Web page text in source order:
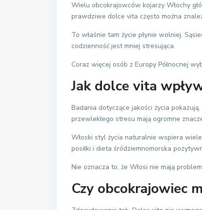
Wielu obcokrajowców kojarzy Włochy
prawdziwe dolce vita często można
To właśnie tam życie płynie wolniej.
codzienność jest mniej stresująca.
Coraz więcej osób z Europy Północnej
Jak dolce vita
Badania dotyczące jakości życia
przewlekłego stresu mają ogromne
Włoski styl życia naturalnie wspiera
posiłki i dieta śródziemnomorska
Nie oznacza to, że Włosi nie mają
Czy obcokrajowiec